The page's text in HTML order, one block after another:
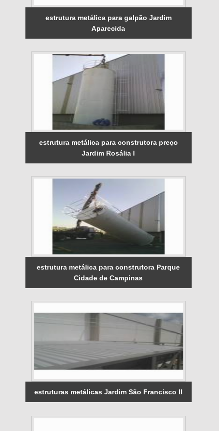
estrutura metálica para galpão Jardim
Aparecida
estrutura metálica para construtora preço
Jardim Rosália I
estrutura metálica para construtora Parque
Cidade de Campinas
estruturas metálicas Jardim São Francisco II